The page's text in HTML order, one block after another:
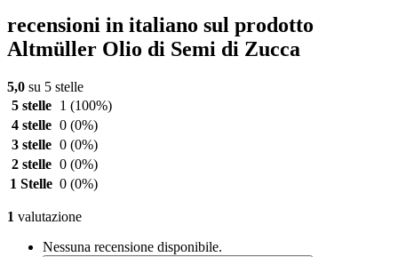
recensioni in italiano sul prodotto
Altmüller Olio di Semi di Zucca
5,0 su 5 stelle
5 stelle
1 (100%)
4 stelle 0 (0%)
3 stelle 0 (0%)
2 stelle 0 (0%)
1 Stelle 0 (0%)
1 valutazione
Nessuna recensione disponibile.